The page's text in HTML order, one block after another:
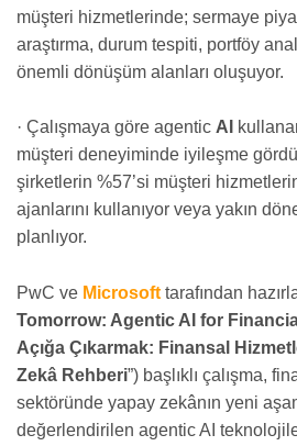
müşteri hizmetlerinde; sermaye
araştırma, durum tespiti, portföy
önemli dönüşüm alanları oluşuyor.
· Çalışmaya göre agentic AI
müşteri deneyiminde iyileşme
şirketlerin %57’si müşteri
ajanlarını kullanıyor veya yakın
planlıyor.
PwC ve Microsoft tarafından
Tomorrow: Agentic AI for
Açığa Çıkarmak: Finansal
Zekâ Rehberi”) başlıklı çalışma,
sektöründe yapay zekânın yeni
değerlendirilen agentic AI